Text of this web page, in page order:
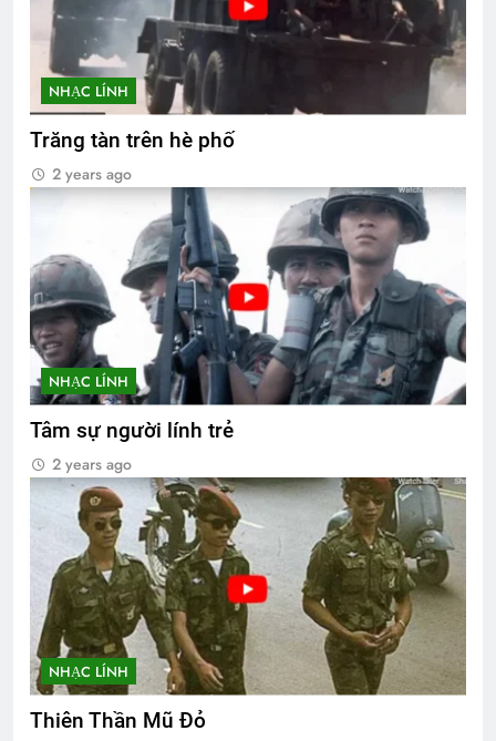
NHẠC LÍNH
Trăng tàn trên hè phố
2 years ago
NHẠC LÍNH
Tâm sự người lính trẻ
2 years ago
NHẠC LÍNH
Thiên Thần Mũ Đỏ